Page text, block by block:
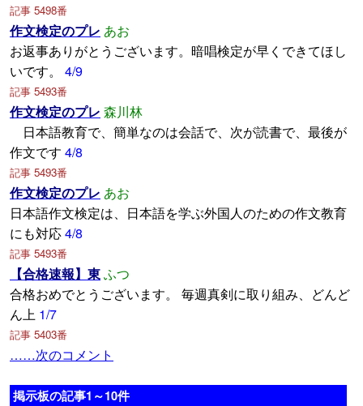
記事 5498番
作文検定のプレ あお
お返事ありがとうございます。暗唱検定が早くできてほし
いです。
4/9
記事 5493番
作文検定のプレ 森川林
日本語教育で、簡単なのは会話で、次が読書で、最後が
作文です 4/8
記事 5493番
作文検定のプレ あお
日本語作文検定は、日本語を学ぶ外国人のための作文教育
にも対応4/8
記事 5493番
【合格速報】東ふつ
合格おめでとうございます。 毎週真剣に取り組み、どんど
ん上 1/7
記事 5403番
……次のコメント
掲示板の記事1～10件